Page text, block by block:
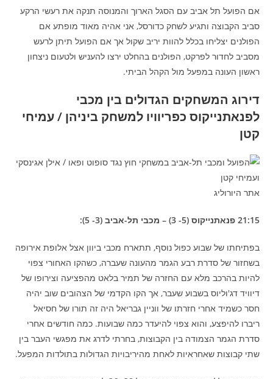
אם הפועל תל אביב עם הסגל הארוך והמנוסה תנקה את רעשי הרקע
סביב הקבוצה ותגיע לשחק כדורסל, אני אהיה מאוד מופתע אם
הפולנים יצליחו בכלל להוות יריב שקול אך אם הפועל תיתן לרעש
מסביב לחדור לפרקט, הפולנים בהחלט ירצו להעניש ולטעום ניצחון
ראשון העונה במפעל מול הקהל הביתי.
דירוג המשחקים הגדולים בין מכבי
לפנאתנייקוס כפריוויו למשחק ביניהן / עמיחי
קטן
אתר היורוליג
21:15 פנאתנייקוס (5- 3) – מכבי תל-אביב (3- 5):
בפתיחתו של שבוע כפול נוסף, תתארח מכבי ביוון אצל אלופת אירופה
בשחזור של סדרת רבע הגמר מהעונה שעברה, כשהקו האחורי צפוי
להיות בהרכב מלא עם החזרה של תמיר בלאט מהפציעה וצירופו של
דיוויד דג'וליוס בשבוע שעבר, אך הקו הקדמי של הצהובים שוב יהיה
חסר כשמיד אחרי חזרתו של ווניין גבריאל היה זה תורו של חסיאל
ריברו להיפצע, והוא צפוי להיעדר כמה שבועות. כמה חודשים אחרי
סדרת הגמר הצמודה בין הקבוצות, בחרתי לדרג את מפגשי העבר בין
שתי קבוצות שאחראיות לאחת מהיריבויות הגדולות בתולדות המפעל.